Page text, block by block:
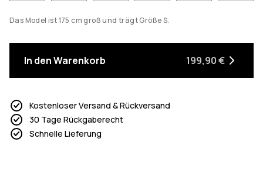
Das Model ist 175 cm groß und trägt Größe S.
In den Warenkorb 199,90 €
Kostenloser Versand & Rückversand
30 Tage Rückgaberecht
Schnelle Lieferung